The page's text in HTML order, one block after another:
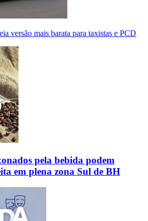
versão mais barata para taxistas e PCD
pela bebida podem
em plena zona Sul de BH